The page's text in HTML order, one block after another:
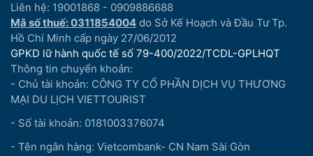
Liên hệ: 19001868 - 0909886688
Mã số thuế: 0311854004 do Sở Kế Hoạch và Đầu Tư Tp.
Hồ Chí Minh cấp ngày 27/06/2012
GPKD lữ hành quốc tế số 79-400/2022/TCDL-GPLHQT
Thông tin chuyển khoản:
- Chủ tài khoản: CÔNG TY CỔ PHẦN DỊCH VỤ THƯƠNG
MẠI DU LỊCH VIETTOURIST
- Số tài khoản: 0181003376074
- Tên ngân hàng: Vietcombank- CN Nam Sài Gòn